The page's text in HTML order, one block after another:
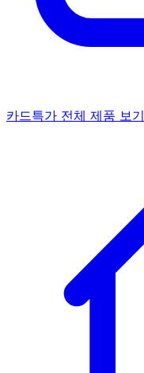
카드특가 전체 제품 보기